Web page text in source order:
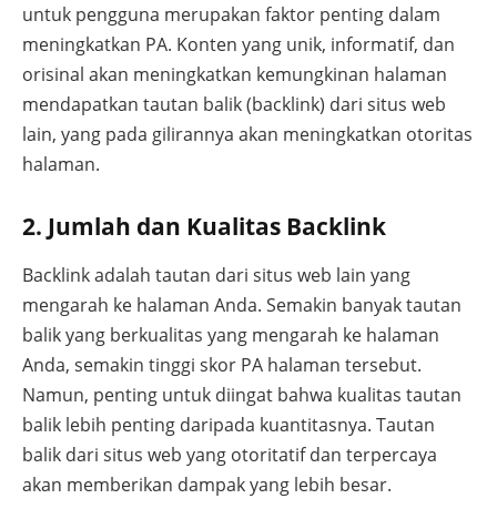
untuk pengguna merupakan faktor penting dalam
meningkatkan PA. Konten yang unik, informatif, dan
orisinal akan meningkatkan kemungkinan halaman
mendapatkan tautan balik (backlink) dari situs web
lain, yang pada gilirannya akan meningkatkan otoritas
halaman.
2. Jumlah dan Kualitas Backlink
Backlink adalah tautan dari situs web lain yang
mengarah ke halaman Anda. Semakin banyak tautan
balik yang berkualitas yang mengarah ke halaman
Anda, semakin tinggi skor PA halaman tersebut.
Namun, penting untuk diingat bahwa kualitas tautan
balik lebih penting daripada kuantitasnya. Tautan
balik dari situs web yang otoritatif dan terpercaya
akan memberikan dampak yang lebih besar.